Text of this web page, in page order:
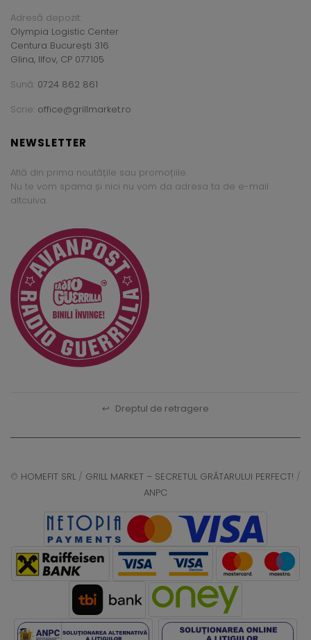
Adresă depozit:
Olympia Logistic Center
Centura București 316
Glina, Ilfov, CP 077105
Sună: 0724 862 861
Scrie: office@grillmarket.ro
NEWSLETTER
Află din prima noutățile sau promoțiile.
Nu te vom spama și nici nu vom da adresa ta de e-mail
altcuiva.
↩ Dreptul de retragere
© HOMEFIT SRL / GRILL MARKET – SECRETUL GRĂTARULUI PERFECT! /
ANPC